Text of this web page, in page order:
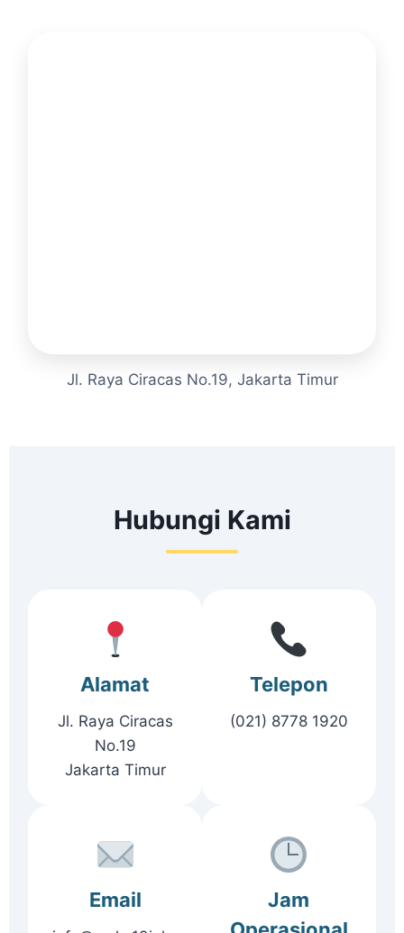
Jl. Raya Ciracas No.19, Jakarta Timur
Hubungi Kami
Alamat
Jl. Raya Ciracas
No.19
Jakarta Timur
Telepon
(021) 8778 1920
Email
Jam